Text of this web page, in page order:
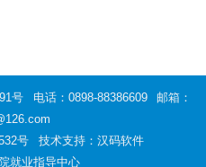
号 电话：0898-88386609
邮箱：
号
技术支持：汉码软件
就业指导中心